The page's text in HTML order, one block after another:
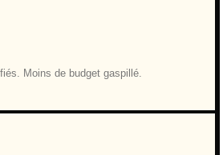
Moins de budget gaspillé.